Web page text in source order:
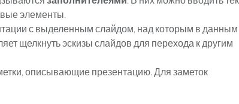
элементы.
с выделенным слайдом, над которым в данным
щелкнуть эскизы слайдов для перехода к другим
описывающие презентацию. Для заметок